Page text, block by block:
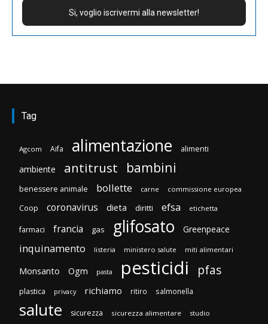
Tag
Agcom Aifa alimentazione alimenti
ambiente antitrust bambini
benessere animale bollette carne commissione europea
Coop coronavirus dieta diritti efsa etichetta
farmaci francia gas glifosato Greenpeace
inquinamento listeria ministero salute miti alimentari
Monsanto Ogm pasta pesticidi pfas
plastica privacy richiamo ritiro salmonella
salute sicurezza sicurezza alimentare studio